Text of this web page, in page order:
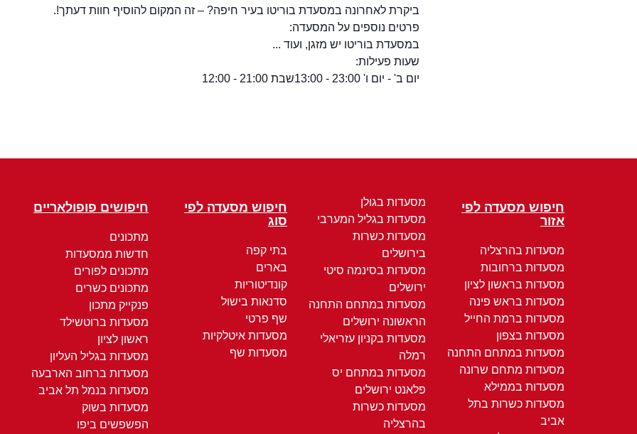
ביקרת לאחרונה במסעדת בוריטו בעיר חיפה? – זה המקום להוסיף חוות דעתך!.
פרטים נוספים על המסעדה:
במסעדת בוריטו יש מזגן, ועוד ...
שעות פעילות:
יום ב' - יום ו' 23:00 - 13:00
שבת 21:00 - 12:00
חיפוש מסעדה לפי
אזור
מסעדות בהרצליה
מסעדות ברחובות
מסעדות בראשון לציון
מסעדות בראש פינה
מסעדות ברמת החייל
מסעדות בצפון
מסעדות במתחם התחנה
מסעדות מתחם שרונה
מסעדות בממילא
מסעדות כשרות בתל
אביב
מסעדות בגולן
מסעדות בגליל המערבי
מסעדות כשרות
בירושלים
מסעדות בסינמה סיטי
ירושלים
מסעדות במתחם התחנה
הראשונה ירושלים
מסעדות בקניון עזריאלי
רמלה
מסעדות במתחם יס
פלאנט ירושלים
מסעדות כשרות
בהרצליה
חיפוש מסעדה לפי
סוג
בתי קפה
בארים
קונדיטוריות
סדנאות בישול
שף פרטי
מסעדות איטלקיות
מסעדות שף
חיפושים פופולאריים
מתכונים
חדשות ממסעדות
מתכונים לפורים
מתכונים כשרים
פנקייק מתכון
מסעדות ברוטשילד
ראשון לציון
מסעדות בגליל העליון
מסעדות ברחוב הארבעה
מסעדות בנמל תל אביב
מסעדות בשוק
הפשפשים ביפו